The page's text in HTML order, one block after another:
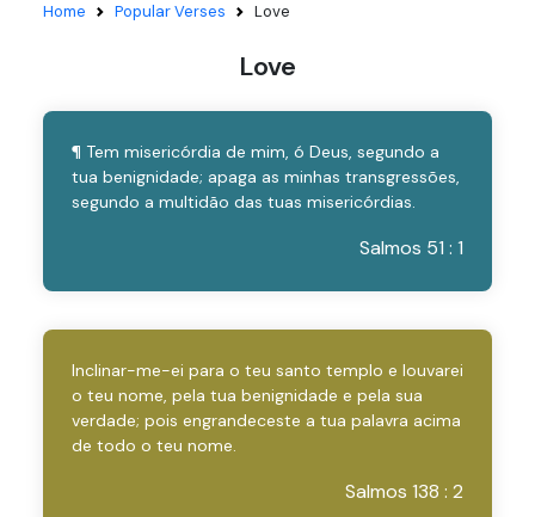
Home Popular Verses Love
Love
¶ Tem misericórdia de mim, ó Deus, segundo a
tua benignidade; apaga as minhas transgressões,
segundo a multidão das tuas misericórdias.
Salmos 51 : 1
Inclinar-me-ei para o teu santo templo e louvarei
o teu nome, pela tua benignidade e pela sua
verdade; pois engrandeceste a tua palavra acima
de todo o teu nome.
Salmos 138 : 2